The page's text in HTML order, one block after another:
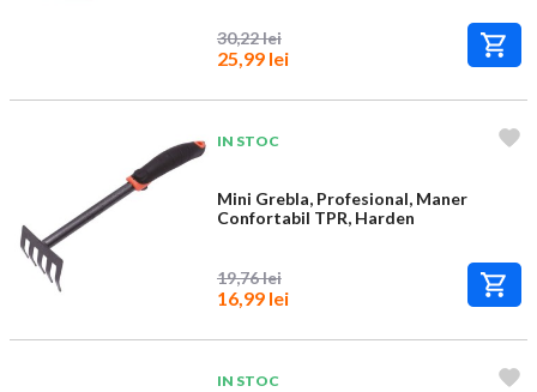
30,22 lei
25,99 lei
IN STOC
Mini Grebla, Profesional, Maner
Confortabil TPR, Harden
19,76 lei
16,99 lei
IN STOC